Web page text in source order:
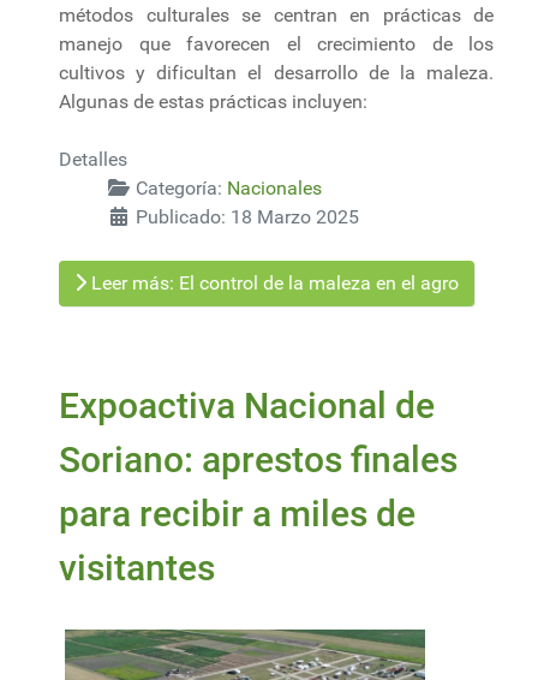
métodos culturales se centran en prácticas de
manejo que favorecen el crecimiento de los
cultivos y dificultan el desarrollo de la maleza.
Algunas de estas prácticas incluyen:
Detalles
Categoría: Nacionales
Publicado: 18 Marzo 2025
Leer más: El control de la maleza en el agro
Expoactiva Nacional de
Soriano: aprestos finales
para recibir a miles de
visitantes